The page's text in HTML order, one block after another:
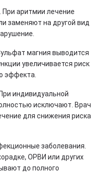
аритмии лечение
заменяют на другой вид
магния выводится
увеличивается риск
эффекта.
индивидуальной
исключают. Врач
для снижения риска
заболевания.
ОРВИ или других
до полного